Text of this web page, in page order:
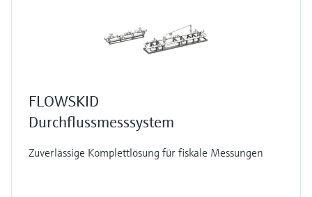
FLOWSKID
Durchflussmesssystem
Zuverlässige Komplettlösung für fiskale Messungen